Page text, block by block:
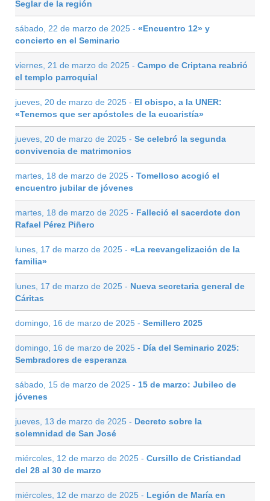
Seglar de la región
sábado, 22 de marzo de 2025 - «Encuentro 12» y
concierto en el Seminario
viernes, 21 de marzo de 2025 - Campo de Criptana reabrió
el templo parroquial
jueves, 20 de marzo de 2025 - El obispo, a la UNER:
«Tenemos que ser apóstoles de la eucaristía»
jueves, 20 de marzo de 2025 - Se celebró la segunda
convivencia de matrimonios
martes, 18 de marzo de 2025 - Tomelloso acogió el
encuentro jubilar de jóvenes
martes, 18 de marzo de 2025 - Falleció el sacerdote don
Rafael Pérez Piñero
lunes, 17 de marzo de 2025 - «La reevangelización de la
familia»
lunes, 17 de marzo de 2025 - Nueva secretaria general de
Cáritas
domingo, 16 de marzo de 2025 - Semillero 2025
domingo, 16 de marzo de 2025 - Día del Seminario 2025:
Sembradores de esperanza
sábado, 15 de marzo de 2025 - 15 de marzo: Jubileo de
jóvenes
jueves, 13 de marzo de 2025 - Decreto sobre la
solemnidad de San José
miércoles, 12 de marzo de 2025 - Cursillo de Cristiandad
del 28 al 30 de marzo
miércoles, 12 de marzo de 2025 - Legión de María en